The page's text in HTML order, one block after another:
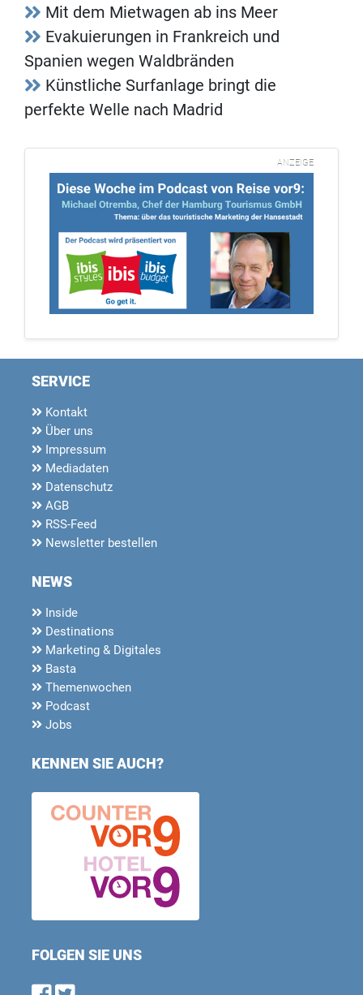
Mit dem Mietwagen ab ins Meer
Evakuierungen in Frankreich und
Spanien wegen Waldbränden
Künstliche Surfanlage bringt die
perfekte Welle nach Madrid
ANZEIGE
SERVICE
Kontakt
Über uns
Impressum
Mediadaten
Datenschutz
AGB
RSS-Feed
Newsletter bestellen
NEWS
Inside
Destinations
Marketing & Digitales
Basta
Themenwochen
Podcast
Jobs
KENNEN SIE AUCH?
FOLGEN SIE UNS